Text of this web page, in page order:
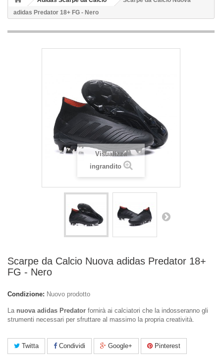
adidas Predator 18+ FG - Nero
Visualizza
ingrandito
Scarpe da Calcio Nuova adidas Predator 18+
FG - Nero
Condizione: Nuovo prodotto
La nuova adidas Predator fornirà ai calciatori che la indosseranno gli
strumenti necessari per sfruttare al massimo la propria creatività.
Twitta Condividi Google+ Pinterest